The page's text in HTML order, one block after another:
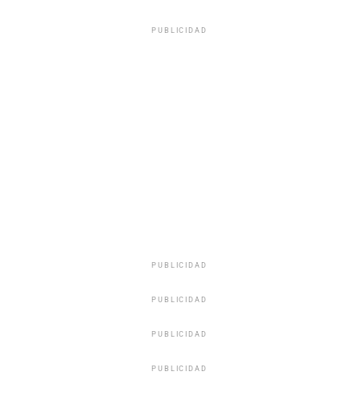
PUBLICIDAD
PUBLICIDAD
PUBLICIDAD
PUBLICIDAD
PUBLICIDAD